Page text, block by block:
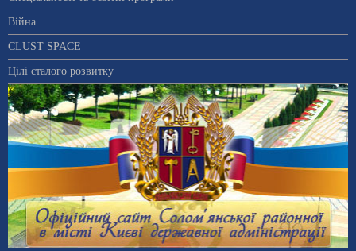
Війна
CLUST SPACE
Цілі сталого розвитку